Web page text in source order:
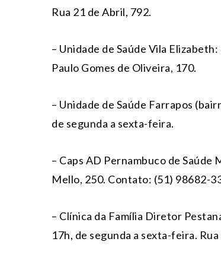
Rua 21 de Abril, 792.
– Unidade de Saúde Vila
Paulo Gomes de Oliveira, 170.
– Unidade de Saúde Farrapos
de segunda a sexta-feira.
– Caps AD Pernambuco de
Mello, 250. Contato: (51) 98682-
– Clínica da Família Diretor
17h, de segunda a sexta-feira.